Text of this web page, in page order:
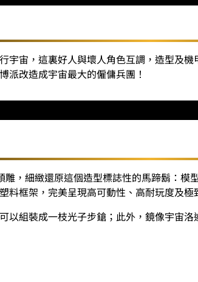
迪
｜
高
可
動
合
（高
18
釐
米）
數
宇宙，這裏好人與壞人角色互調，造型及
派改造成宇宙最大的僱傭兵團！
雕，細緻還原這個造型標誌性的馬蹄鬍：
料框架，完美呈現高可動性、高耐玩度及極
以組裝成一枝光子步鎗；此外，鏡像宇宙